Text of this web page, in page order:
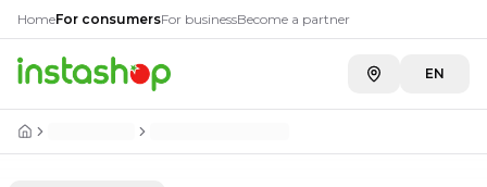
HomeFor consumersFor businessBecome a partner
EN